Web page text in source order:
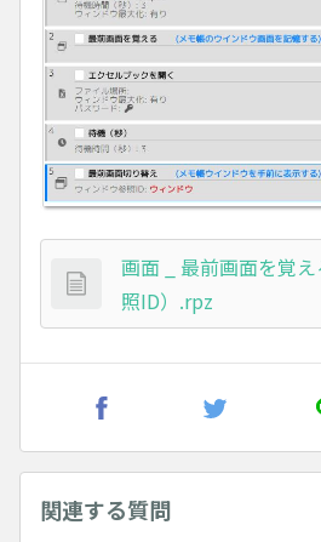
画面 _ 最前画面を覚
照ID）.rpz
関連する質問